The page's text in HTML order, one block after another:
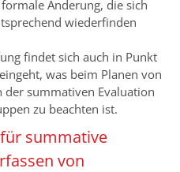
Änderung, die sich
wiederfinden
findet sich auch in Punkt
was beim Planen von
der summativen Evaluation
zu beachten ist.
summative
von